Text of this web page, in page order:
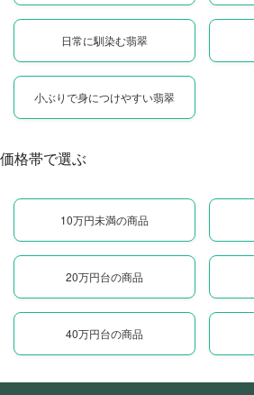
日常に馴染む翡翠
小ぶりで身につけやすい翡翠
価格帯で選ぶ
10万円未満の商品
20万円台の商品
40万円台の商品